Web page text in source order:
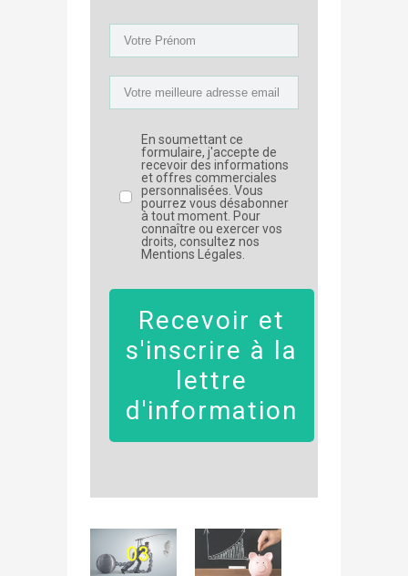
En soumettant ce
formulaire, j'accepte de
recevoir des informations
et offres commerciales
personnalisées. Vous
pourrez vous désabonner
à tout moment. Pour
connaître ou exercer vos
droits, consultez nos
Mentions Légales.
Recevoir et
s'inscrire à la
lettre
d'information